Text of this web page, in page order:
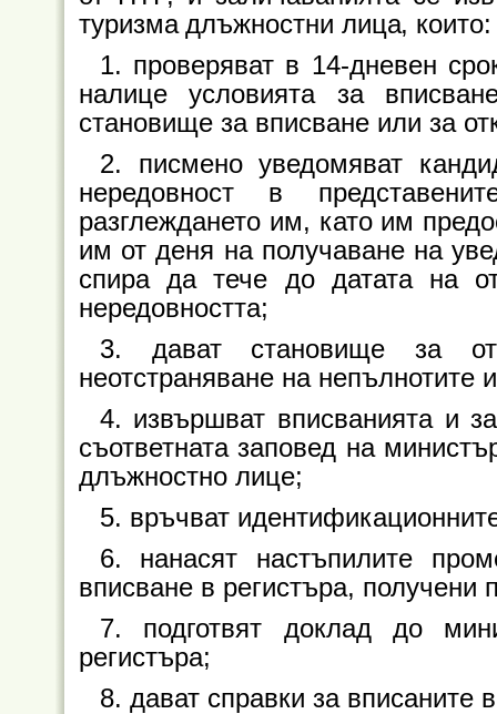
туризма длъжностни лица, които:
1. проверяват в 14-дневен
налице условията за
становище за вписване или за
2. писмено уведомяват
нередовност в
разглеждането им, като им
им от деня на получаване на
спира да тече до датата на
нередовността;
3. дават становище за
неотстраняване на непълнотите
4. извършват вписванията и
съответната заповед на
длъжностно лице;
5. връчват
6. нанасят настъпилите
вписване в регистъра, получени
7. подготвят доклад до
регистъра;
8. дават справки за вписаните